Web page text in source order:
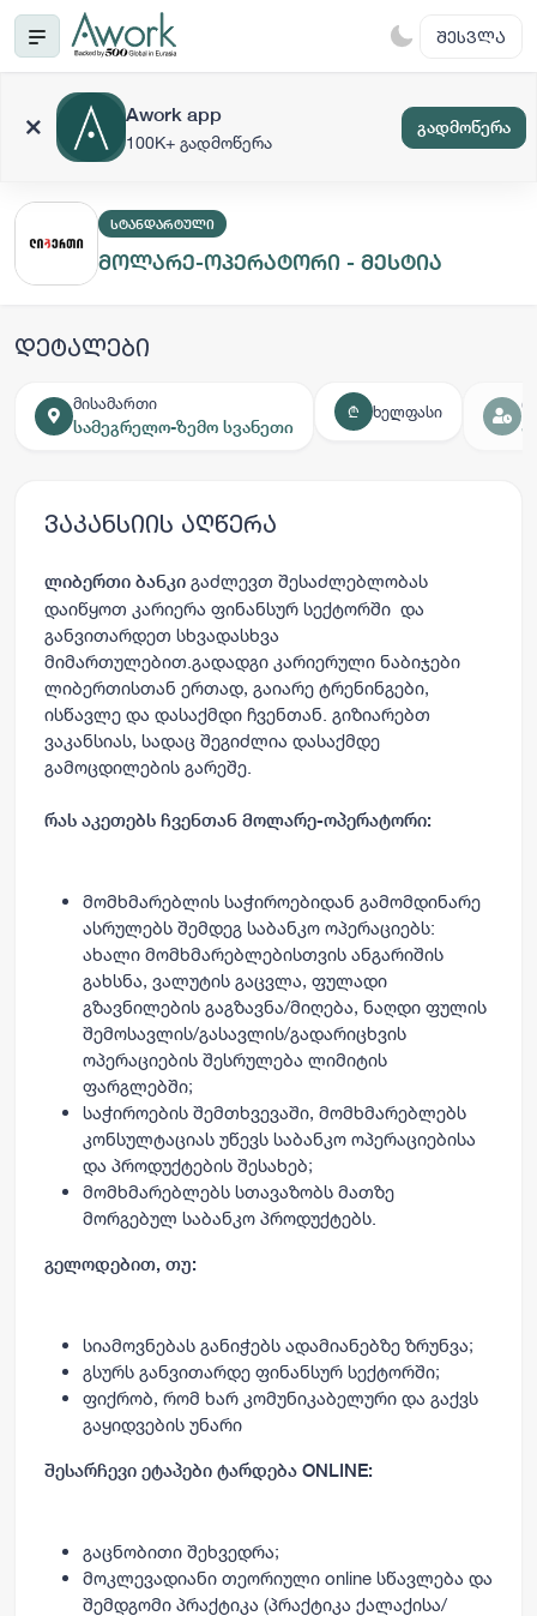
ᲨᲔᲡᲕᲚᲐ
Awork app
100K+ გადმოწერა
გადმოწერა
ᲡᲢᲐᲜᲓᲐᲠᲢᲣᲚᲘ
მოლარე-ოპერატორი - მესტია
დეტალები
მისამართი
სამეგრელო-ზემო სვანეთი
₾ ხელფასი
ვაკანსიის აღწერა
ლიბერთი ბანკი გაძლევთ შესაძლებლობას
დაიწყოთ კარიერა ფინანსურ სექტორში და
განვითარდეთ სხვადასხვა
მიმართულებით.გადადგი კარიერული ნაბიჯები
ლიბერთისთან ერთად, გაიარე ტრენინგები,
ისწავლე და დასაქმდი ჩვენთან. გიზიარებთ
ვაკანსიას, სადაც შეგიძლია დასაქმდე
გამოცდილების გარეშე.
რას აკეთებს ჩვენთან მოლარე-ოპერატორი:
მომხმარებლის საჭიროებიდან გამომდინარე
ასრულებს შემდეგ საბანკო ოპერაციებს:
ახალი მომხმარებლებისთვის ანგარიშის
გახსნა, ვალუტის გაცვლა, ფულადი
გზავნილების გაგზავნა/მიღება, ნაღდი ფულის
შემოსავლის/გასავლის/გადარიცხვის
ოპერაციების შესრულება ლიმიტის
ფარგლებში;
საჭიროების შემთხვევაში, მომხმარებლებს
კონსულტაციას უწევს საბანკო ოპერაციებისა
და პროდუქტების შესახებ;
მომხმარებლებს სთავაზობს მათზე
მორგებულ საბანკო პროდუქტებს.
გელოდებით, თუ:
სიამოვნებას განიჭებს ადამიანებზე ზრუნვა;
გსურს განვითარდე ფინანსურ სექტორში;
ფიქრობ, რომ ხარ კომუნიკაბელური და გაქვს
გაყიდვების უნარი
შესარჩევი ეტაპები ტარდება ONLINE:
გაცნობითი შეხვედრა;
მოკლევადიანი თეორიული online სწავლება და
შემდგომი პრაქტიკა (პრაქტიკა ქალაქისა/